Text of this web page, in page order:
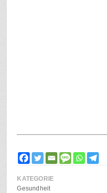
KATEGORIE
Gesundheit